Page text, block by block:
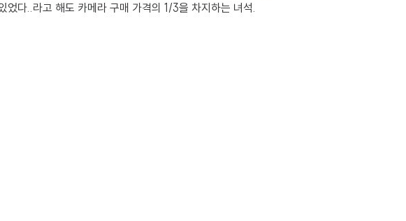
다..라고 해도 카메라 구매 가격의 1/3을 차지하는 녀석.